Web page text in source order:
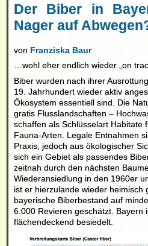
Der Biber in
Nager auf
von Franziska Baur
…wohl eher endlich wieder „on
Biber wurden nach ihrer
19. Jahrhundert wieder aktiv
Ökosystem essentiell sind. Die
gratis Flusslandschaften –
schaffen als Schlüsselart Habitate
Fauna-Arten. Legale Entnahmen
Praxis, jedoch aus ökologischer
sich ein Gebiet als passendes
zeitnah durch den nächsten
Wiederansiedlung in den 1960er
ist er hierzulande wieder heimisch
bayerische Biberbestand auf
6.000 Revieren geschätzt. Bayern
flächendeckend besiedelt.